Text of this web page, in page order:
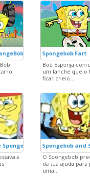
Spongebob Fart
Bob Esponja
um lanche que o
ficar cheio...
a
Spongebob and
O Spongebob
da tua ajuda para
uma...